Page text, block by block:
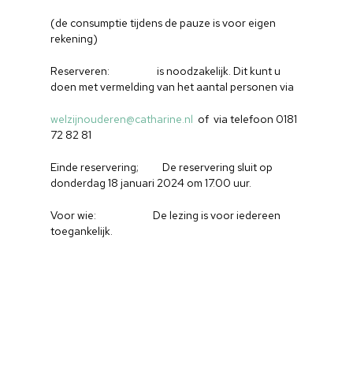
(de consumptie tijdens de pauze is voor eigen
rekening)
Reserveren: is noodzakelijk. Dit kunt u
doen met vermelding van het aantal personen via
welzijnouderen@catharine.nl of via telefoon 0181
72 82 81
Einde reservering; De reservering sluit op
donderdag 18 januari 2024 om 17.00 uur.
Voor wie: De lezing is voor iedereen
toegankelijk.